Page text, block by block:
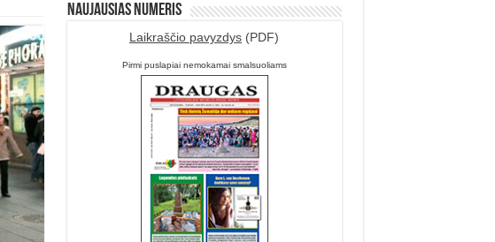
Naujausias numeris
Laikraščio pavyzdys (PDF)
Pirmi puslapiai nemokamai smalsuoliams